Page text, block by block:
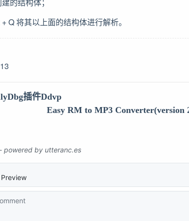
Q 将其以上面的结构体进行解析。
插件Ddvp
Easy RM to MP3 Converter(version